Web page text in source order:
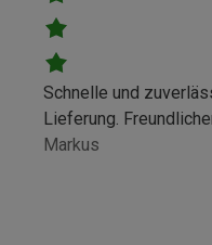
Markus
Schnelle und
Lieferung.